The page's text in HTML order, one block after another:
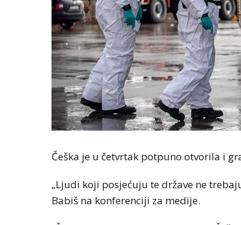
Češka je u četvrtak potpuno otvorila i
„Ljudi koji posjećuju te države ne
Babiš na konferenciji za medije.